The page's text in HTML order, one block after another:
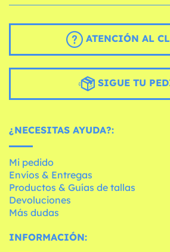
ATENCIÓN AL
SIGUE TU
¿NECESITAS AYUDA?:
Mi pedido
Envíos & Entregas
Productos & Guías de tallas
Devoluciones
Más dudas
INFORMACIÓN: